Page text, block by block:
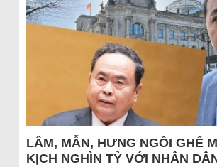
LÂM, MẪN, HƯNG NGỒI GHẾ
KỊCH NGHÌN TỶ VỚI NHÂN